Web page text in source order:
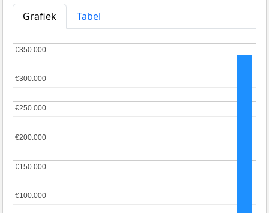
Grafiek
Tabel
€100.000
€100.000
€150.000
€150.000
€200.000
€200.000
€250.000
€250.000
€300.000
€300.000
€350.000
€350.000